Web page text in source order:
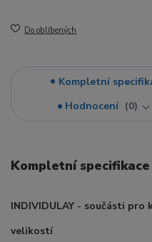
Do oblíbených
Kompletní
Hodnocení
0
Kompletní specifikace
INDIVIDULAY - součásti
velikostí